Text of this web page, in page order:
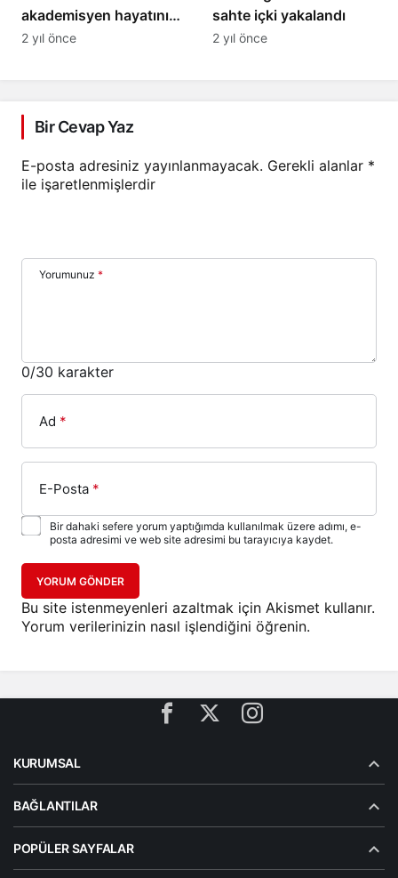
akademisyen hayatını
kaybetti
2 yıl önce
sahte içki yakalandı
2 yıl önce
Bir Cevap Yaz
E-posta adresiniz yayınlanmayacak. Gerekli alanlar *
ile işaretlenmişlerdir
Yorumunuz *
0/30 karakter
Ad *
E-Posta *
Bir dahaki sefere yorum yaptığımda kullanılmak üzere adımı, e-
posta adresimi ve web site adresimi bu tarayıcıya kaydet.
YORUM GÖNDER
Bu site istenmeyenleri azaltmak için Akismet kullanır.
Yorum verilerinizin nasıl işlendiğini öğrenin.
KURUMSAL
BAĞLANTILAR
POPÜLER SAYFALAR